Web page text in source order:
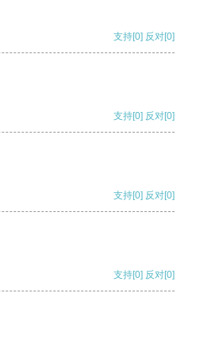
支持[0] 反对[0]
支持[0] 反对[0]
支持[0] 反对[0]
支持[0] 反对[0]